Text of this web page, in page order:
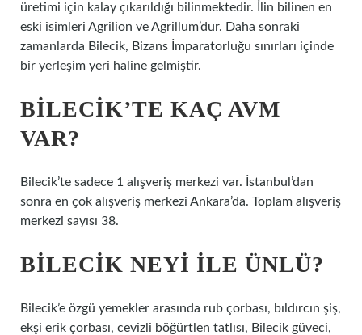
üretimi için kalay çıkarıldığı bilinmektedir. İlin bilinen en
eski isimleri Agrilion ve Agrillum’dur. Daha sonraki
zamanlarda Bilecik, Bizans İmparatorluğu sınırları içinde
bir yerleşim yeri haline gelmiştir.
BILECIK’TE KAÇ AVM
VAR?
Bilecik’te sadece 1 alışveriş merkezi var. İstanbul’dan
sonra en çok alışveriş merkezi Ankara’da. Toplam alışveriş
merkezi sayısı 38.
BILECIK NEYI ILE ÜNLÜ?
Bilecik’e özgü yemekler arasında rub çorbası, bıldırcın şiş,
ekşi erik çorbası, cevizli böğürtlen tatlısı, Bilecik güveci,